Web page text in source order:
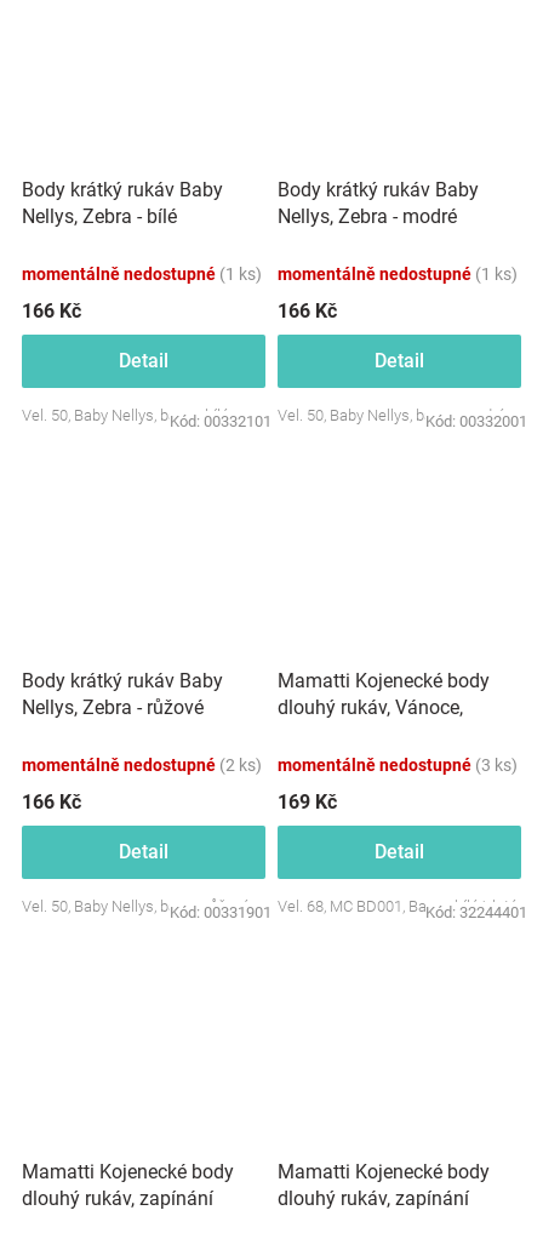
Body krátký rukáv Baby
Nellys, Zebra - bílé
momentálně nedostupné (1 ks)
166 Kč
Detail
Vel. 50, Baby Nellys, barva: bílá
Kód: 00332101
Body krátký rukáv Baby
Nellys, Zebra - modré
momentálně nedostupné (1 ks)
166 Kč
Detail
Vel. 50, Baby Nellys, barva: modrá
Kód: 00332001
Body krátký rukáv Baby
Nellys, Zebra - růžové
momentálně nedostupné (2 ks)
166 Kč
Detail
Vel. 50, Baby Nellys, barva: růžová
Kód: 00331901
Mamatti Kojenecké body
dlouhý rukáv, Vánoce,
momentálně nedostupné (3 ks)
169 Kč
Detail
Vel. 68, MC BD001, Barva: bílá/zlatá
Kód: 32244401
Mamatti Kojenecké body
dlouhý rukáv, zapínání
Mamatti Kojenecké body
dlouhý rukáv, zapínání